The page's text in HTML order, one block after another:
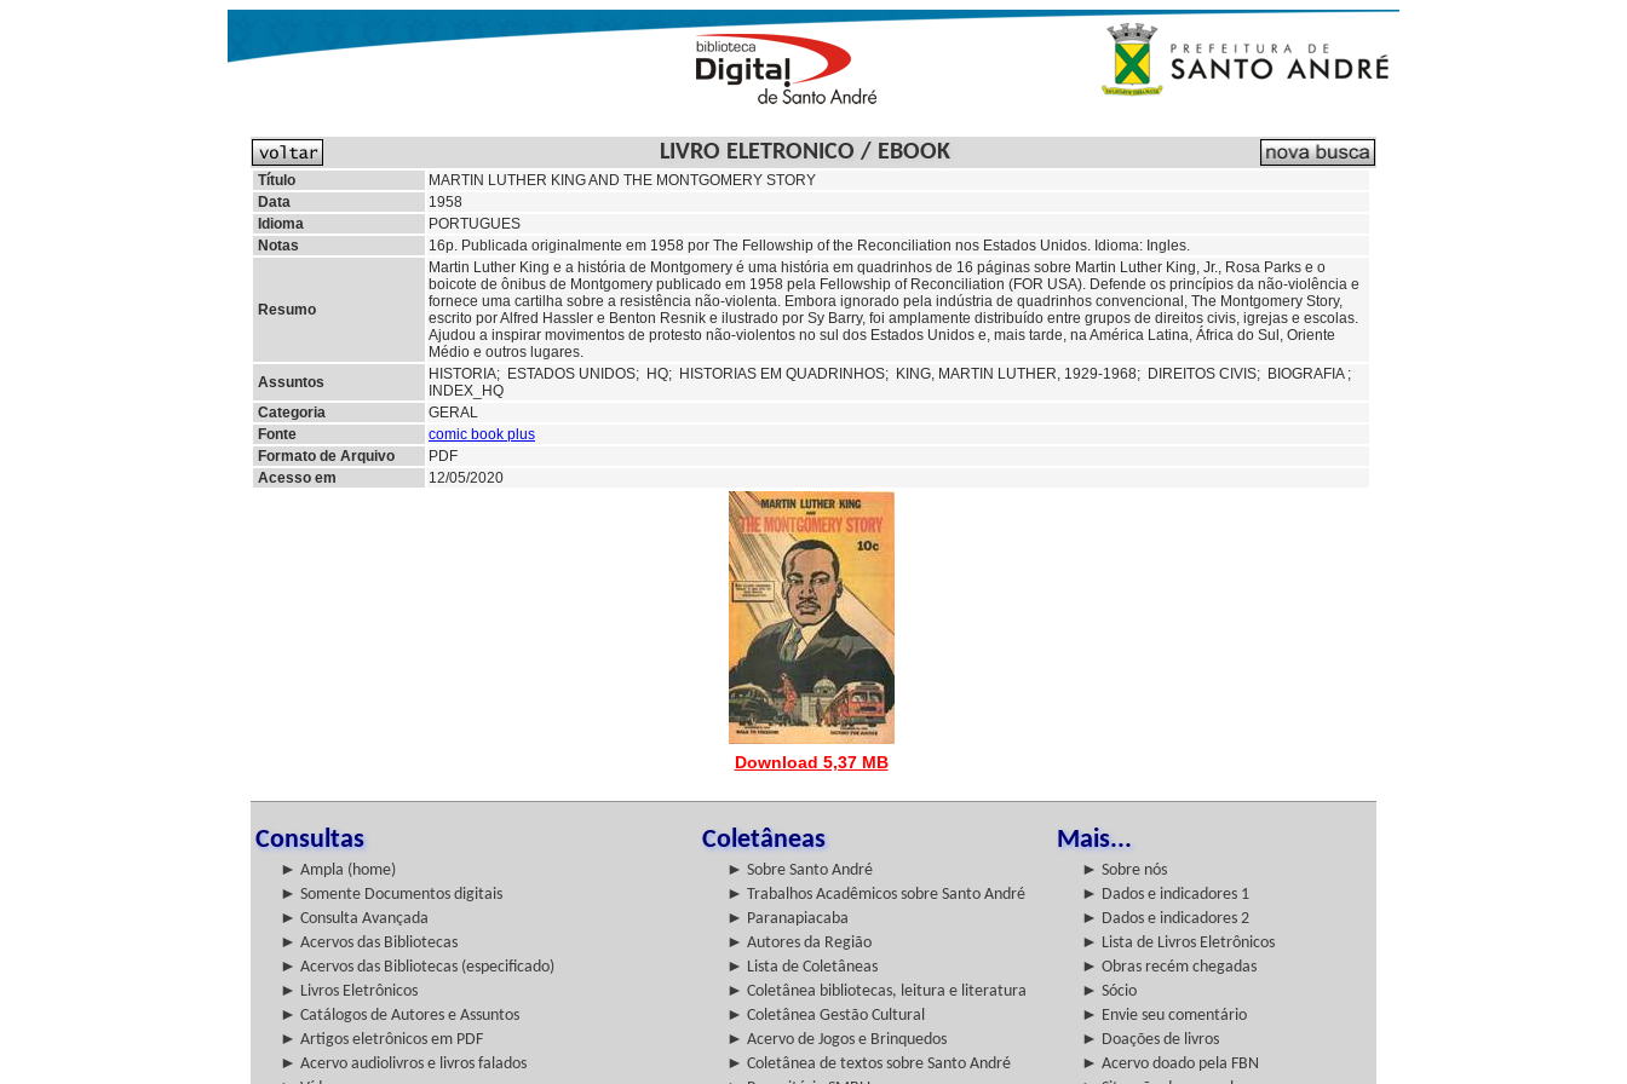
LIVRO ELETRONICO / EBOOK
Título
MARTIN LUTHER KING AND THE MONTGOMERY STORY
Data
1958
Idioma
PORTUGUES
Notas
16p. Publicada originalmente em 1958 por The Fellowship of the Reconciliation nos Estados Unidos. Idioma: Ingles.
Resumo
Martin Luther King e a história de Montgomery é uma história em quadrinhos de 16 páginas sobre Martin Luther King, Jr., Rosa Parks e o
boicote de ônibus de Montgomery publicado em 1958 pela Fellowship of Reconciliation (FOR USA). Defende os princípios da não-violência e
fornece uma cartilha sobre a resistência não-violenta. Embora ignorado pela indústria de quadrinhos convencional, The Montgomery Story,
escrito por Alfred Hassler e Benton Resnik e ilustrado por Sy Barry, foi amplamente distribuído entre grupos de direitos civis, igrejas e escolas.
Ajudou a inspirar movimentos de protesto não-violentos no sul dos Estados Unidos e, mais tarde, na América Latina, África do Sul, Oriente
Médio e outros lugares.
Assuntos
HISTORIA; ESTADOS UNIDOS; HQ; HISTORIAS EM QUADRINHOS; KING, MARTIN LUTHER, 1929-1968; DIREITOS CIVIS; BIOGRAFIA ;
INDEX_HQ
Categoria
GERAL
Fonte
comic book plus
Formato de Arquivo
PDF
Acesso em
12/05/2020
Download 5,37 MB
Consultas Coletâneas Mais...
► Ampla (home) ► Sobre Santo André
► Sobre nós
► Somente Documentos digitais
► Trabalhos Acadêmicos sobre Santo André
► Dados e indicadores 1
► Consulta Avançada
► Paranapiacaba
► Dados e indicadores 2
► Acervos das Bibliotecas
► Autores da Região
► Lista de Livros Eletrônicos
► Acervos das Bibliotecas (especificado)
► Lista de Coletâneas
► Obras recém chegadas
► Livros Eletrônicos
► Coletânea bibliotecas, leitura e literatura
► Sócio
► Catálogos de Autores e Assuntos
► Coletânea Gestão Cultural
► Envie seu comentário
► Artigos eletrônicos em PDF
► Acervo de Jogos e Brinquedos
► Doações de livros
► Acervo audiolivros e livros falados
► Coletânea de textos sobre Santo André
► Acervo doado pela FBN